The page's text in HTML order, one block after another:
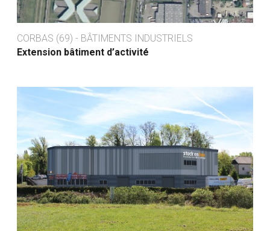
CORBAS (69) - BÂTIMENTS INDUSTRIELS
Extension bâtiment d’activité